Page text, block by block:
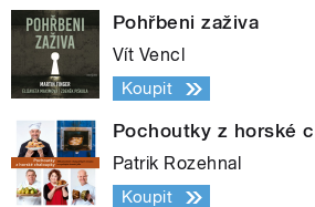
Pohřbeni zaživa
Vít Vencl
Koupit
Pochoutky z horské
Patrik Rozehnal
Koupit